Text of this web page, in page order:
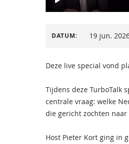
DATUM: 19 jun.
Deze live special vond
Tijdens deze TurboTalk
centrale vraag: welke
die gericht zochten naar
Host Pieter Kort ging in